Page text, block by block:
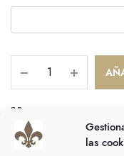
las
COMPARTIR